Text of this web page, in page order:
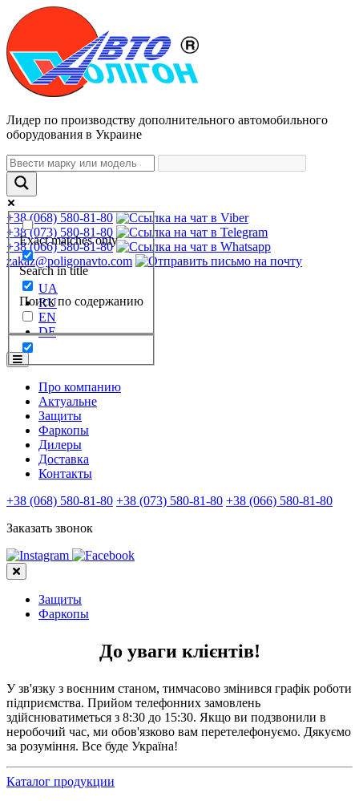
Лидер по производству дополнительного автомобильного
оборудования в Украине
Exact matches only
Search in title
Поиск по содержанию
+38 (068) 580-81-80
+38 (073) 580-81-80
+38 (066) 580-81-80
zakaz@poligonavto.com
UA
RU
EN
DE
Про компанию
Актуальне
Защиты
Фаркопы
Дилеры
Доставка
Контакты
+38 (068) 580-81-80 +38 (073) 580-81-80 +38 (066) 580-81-80
Заказать звонок
Защиты
Фаркопы
До уваги клієнтів!
У зв'язку з воєнним станом, тимчасово змінився графік роботи
підприємства. Прийом телефонних замовлень
здійснюватиметься з 8:30 до 15:30. Якщо ви подзвонили в
неробочий час, ми обов'язково вам перетелефонуємо. Дякуємо
за розуміння. Все буде Україна!
Каталог продукции